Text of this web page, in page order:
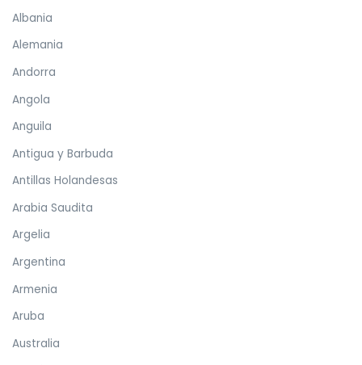
Albania
Alemania
Andorra
Angola
Anguila
Antigua y Barbuda
Antillas Holandesas
Arabia Saudita
Argelia
Argentina
Armenia
Aruba
Australia